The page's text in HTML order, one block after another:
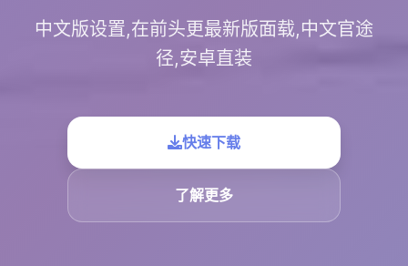
中文版设置,在前头更最新版面载,中文官途
径,安卓直装
快速下载
了解更多